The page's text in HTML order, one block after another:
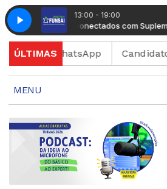
13:00 - 19:00
Radio Conectados com
ÚLTIMAS
ao WhatsApp Candidatos do
MENU